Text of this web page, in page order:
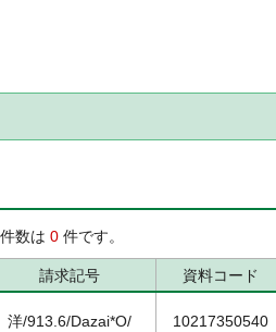
数は 0 件です。
請求記号 資料コード
洋/913.6/Dazai*O/ 10217350540